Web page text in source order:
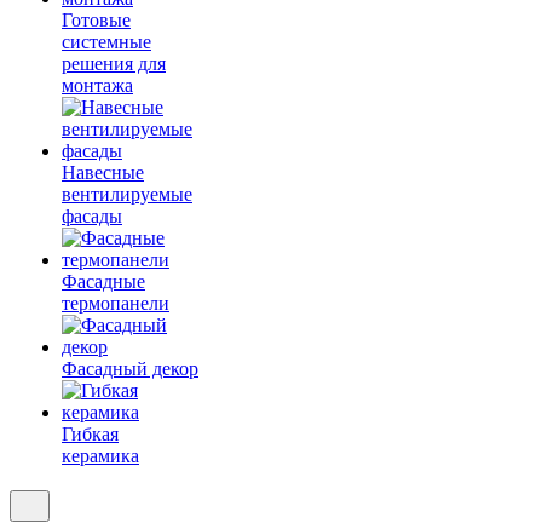
Готовые
системные
решения для
монтажа
Навесные
вентилируемые
фасады
Фасадные
термопанели
Фасадный декор
Гибкая
керамика